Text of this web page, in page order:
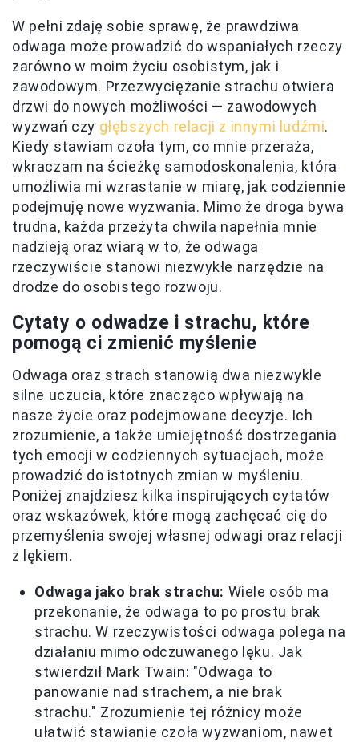
W pełni zdaję sobie sprawę, że prawdziwa
odwaga może prowadzić do wspaniałych rzeczy
zarówno w moim życiu osobistym, jak i
zawodowym. Przezwyciężanie strachu otwiera
drzwi do nowych możliwości — zawodowych
wyzwań czy głębszych relacji z innymi ludźmi.
Kiedy stawiam czoła tym, co mnie przeraża,
wkraczam na ścieżkę samodoskonalenia, która
umożliwia mi wzrastanie w miarę, jak codziennie
podejmuję nowe wyzwania. Mimo że droga bywa
trudna, każda przeżyta chwila napełnia mnie
nadzieją oraz wiarą w to, że odwaga
rzeczywiście stanowi niezwykłe narzędzie na
drodze do osobistego rozwoju.
Cytaty o odwadze i strachu, które
pomogą ci zmienić myślenie
Odwaga oraz strach stanowią dwa niezwykle
silne uczucia, które znacząco wpływają na
nasze życie oraz podejmowane decyzje. Ich
zrozumienie, a także umiejętność dostrzegania
tych emocji w codziennych sytuacjach, może
prowadzić do istotnych zmian w myśleniu.
Poniżej znajdziesz kilka inspirujących cytatów
oraz wskazówek, które mogą zachęcać cię do
przemyślenia swojej własnej odwagi oraz relacji
z lękiem.
Odwaga jako brak strachu: Wiele osób ma
przekonanie, że odwaga to po prostu brak
strachu. W rzeczywistości odwaga polega na
działaniu mimo odczuwanego lęku. Jak
stwierdził Mark Twain: "Odwaga to
panowanie nad strachem, a nie brak
strachu." Zrozumienie tej różnicy może
ułatwić stawianie czoła wyzwaniom, nawet